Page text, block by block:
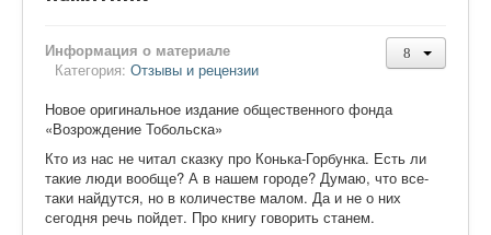
Видеоматериалы
Сайт проекта Достоевский
Ермаковополе.рф
Информация о материале
Категория: Отзывы и рецензии
Новое оригинальное издание общественного фонда
«Возрождение Тобольска»
Кто из нас не читал сказку про Конька-Горбунка. Есть ли
такие люди вообще? А в нашем городе? Думаю, что все-
таки найдутся, но в количестве малом. Да и не о них
сегодня речь пойдет. Про книгу говорить станем.